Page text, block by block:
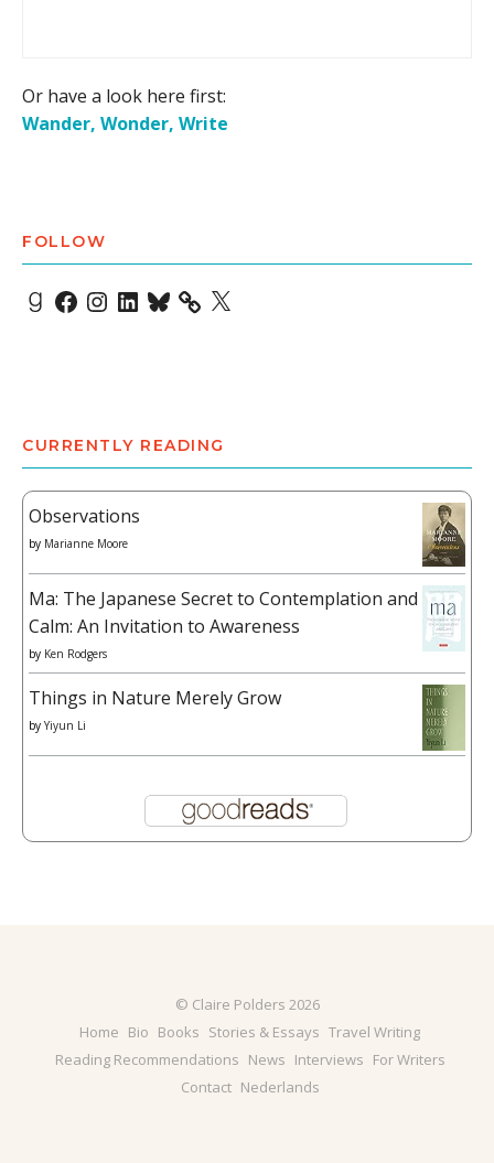
Or have a look here first:
Wander, Wonder, Write
FOLLOW
Goodreads
Facebook
Instagram
LinkedIn
Bluesky X
CURRENTLY READING
Observations
by Marianne Moore
Ma: The Japanese Secret to Contemplation and
Calm: An Invitation to Awareness
by Ken Rodgers
Things in Nature Merely Grow
by Yiyun Li
© Claire Polders 2026
Home Bio Books Stories & Essays Travel Writing
Reading Recommendations News Interviews For Writers
Contact Nederlands